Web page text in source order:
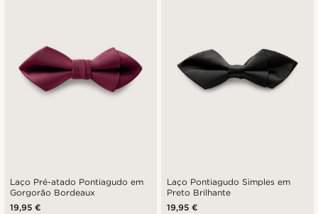
Laço Pré-atado Pontiagudo em
Gorgorão Bordeaux
19,95 €
Laço Pontiagudo Simples em
Preto Brilhante
19,95 €